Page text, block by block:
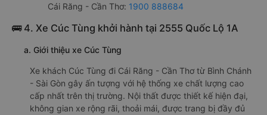
Cái Răng - Cần Thơ: 1900 888684
🚌 4. Xe Cúc Tùng khởi hành tại 2555 Quốc Lộ 1A
a. Giới thiệu xe Cúc Tùng
Xe khách Cúc Tùng đi Cái Răng - Cần Thơ từ Bình Chánh
- Sài Gòn gây ấn tượng với hệ thống xe chất lượng cao
cấp nhất trên thị trường. Nội thất được thiết kế hiện đại,
không gian xe rộng rãi, thoải mái, được trang bị đầy đủ